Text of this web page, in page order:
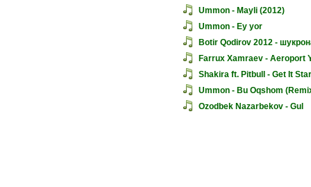
Ummon - Mayli (2012)
Ummon - Ey yor
Botir Qodirov 2012 -
Farrux Xamraev - Aeroport
Shakira ft. Pitbull - Get It
Ummon - Bu Oqshom
Ozodbek Nazarbekov - Gul